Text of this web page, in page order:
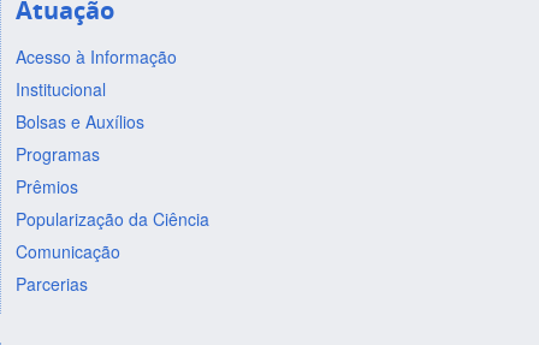
Atuação
Acesso à Informação
Institucional
Bolsas e Auxílios
Programas
Prêmios
Popularização da Ciência
Comunicação
Parcerias